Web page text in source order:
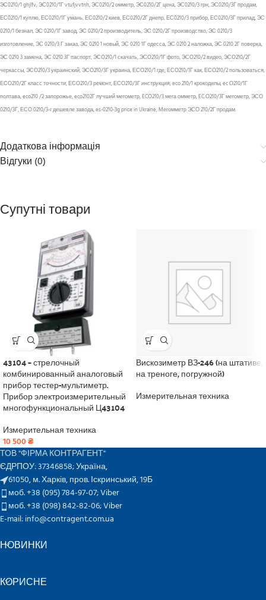
ЭС0210/1 ghjlfv, ЭС0210/1Г vtufjvvtnh, ЭС0210/2 омметр, ЭС0210/2Г цена, ЭС0210/3 грн, ЭС0210/3Г продам,
ЕС0210/1 куплю, ЕС0210/1Г умань, ЕС0210/2 киев, ЕС0210/2Г днепр, ЕС0210/3 прибор, ЕС0210/3Г прилад, ЭС
0210/1 безнал, ЭС 0210/1Г завод, ЭС 0210/2 производитель, ЭС 0210/2Г производство, ЭС 0210/3
изготовление, ЭС 0210/3 Г заказ, ЭС 0210 1 новый, ЭС 0210 1Г одесса, ЭС 0210 2 наложка, ЭС 0210 2Г поверка,
ЭС 0210 3 замена, ЭС 0210 3Г паспорт, ЭСО210/1 скачать, ЭСО210/1Г фото, ЭСО210/2 видео, ЭСО210/2Г
черкассы, ЭСО210/3 украинский, ЭСО210/3Г украина, ЕСО210/1 где, ЕСО210/1Г как, ЕСО210/2 пользоваться,
ЕСО210/2Г класс точности, ЕСО210/3 ремонт, ЕСО210/3Г инструкция, eco 210/1 крокодилы, ec О210/1Г
полтава, eco210 /2 запорожье, eco2102Г лучший мегометр, ECО210/3 мега омметр, EC О210/3Г мегометр, ЭСО
0210/3Г, ЕСО 0210/3-г дешевле завода, es-0210-3g price in Ukraine, Мегомметр ЭСО 210/2Г продам.
Додаткова інформація
Відгуки (0)
Супутні товари
43104 – стрелочный
комбинированный аналоговый
прибор тестер-мультиметр.
Прибор электроизмерительный
многофункциональный Ц43104
Измерительная техника
10 500₴
Вискозиметр ВЗ-246 (на штативе,
на треноге, погружной)
Измерительная техника
ТОВ "ФІРМА КОНТРАГЕНТ"
ЄДРПОУ: 37346858; Україна,
61050, м. Харків, пров. Іскринський, 19Б
моб. +38 (095) 784-97-07;Viber
моб. +38 (098) 842-82-06;Viber
E-mail: info@contragent.com.ua
НОВИНКИ
КОРИСНЕ